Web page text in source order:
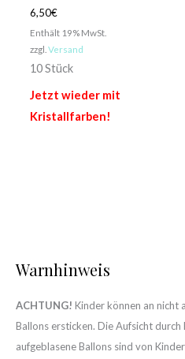
6,50€
Enthält 19% MwSt.
zzgl. Versand
10 Stück
Jetzt wieder mit
Kristallfarben!
Warnhinweis
ACHTUNG! Kinder können an nicht
Ballons ersticken. Die Aufsicht
aufgeblasene Ballons sind von